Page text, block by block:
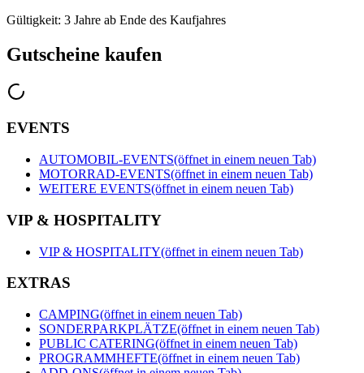
Gültigkeit: 3 Jahre ab Ende des Kaufjahres
Gutscheine kaufen
EVENTS
AUTOMOBIL-EVENTS(öffnet in einem neuen Tab)
MOTORRAD-EVENTS(öffnet in einem neuen Tab)
WEITERE EVENTS(öffnet in einem neuen Tab)
VIP & HOSPITALITY
VIP & HOSPITALITY(öffnet in einem neuen Tab)
EXTRAS
CAMPING(öffnet in einem neuen Tab)
SONDERPARKPLÄTZE(öffnet in einem neuen Tab)
PUBLIC CATERING(öffnet in einem neuen Tab)
PROGRAMMHEFTE(öffnet in einem neuen Tab)